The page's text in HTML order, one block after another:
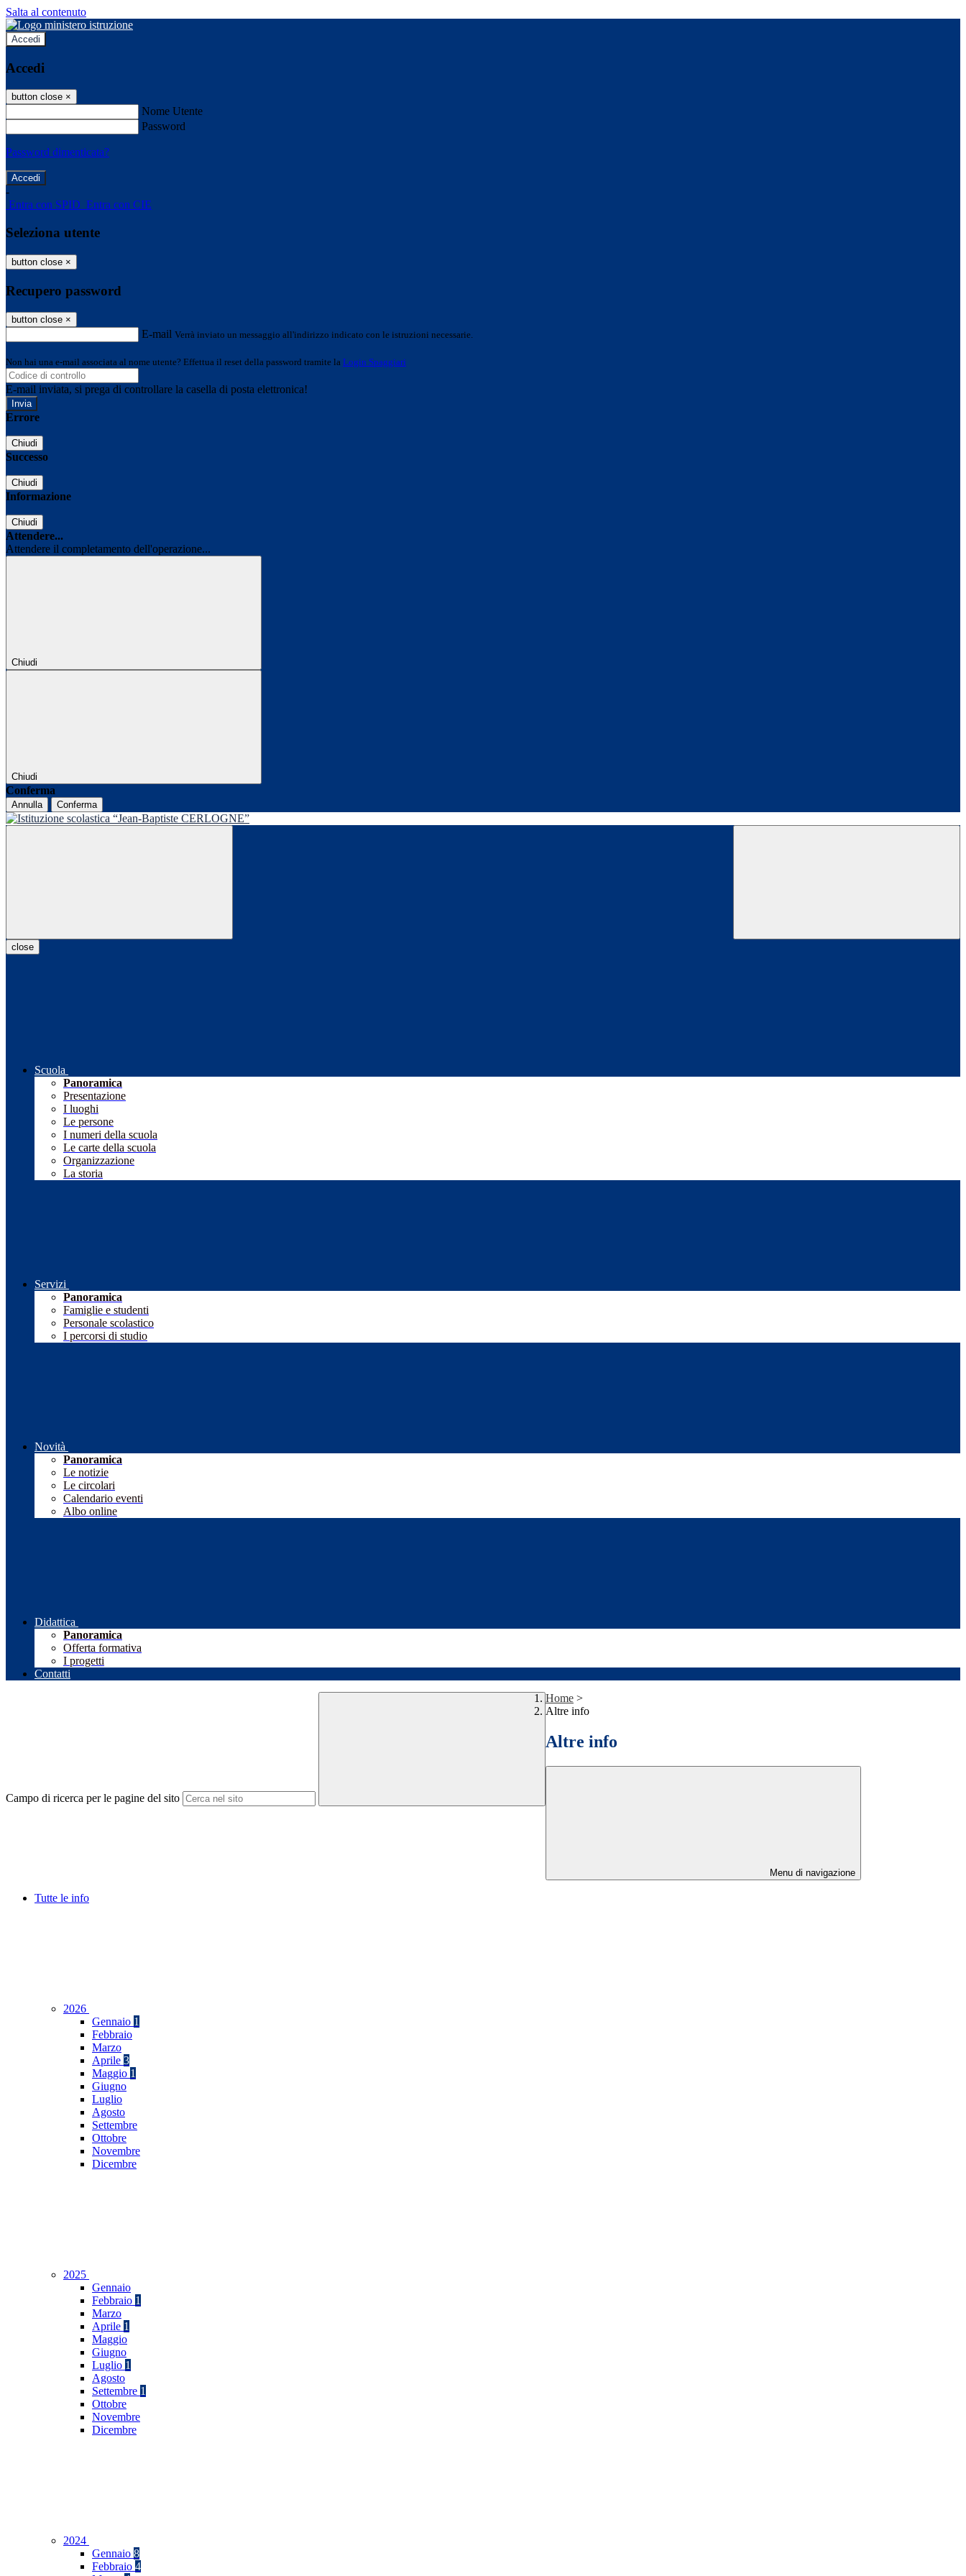
Salta al contenuto
Accedi
Accedi
button close ×
Nome Utente
Password
Password dimenticata?
-
Entra con SPID Entra con CIE
Seleziona utente
button close ×
Recupero password
button close ×
E-mail Verrà inviato un messaggio all'indirizzo indicato con le istruzioni necessarie.
Non hai una e-mail associata al nome utente? Effettua il reset della password tramite la Login Spaggiari
E-mail inviata, si prega di controllare la casella di posta elettronica!
Errore
Chiudi
Successo
Chiudi
Informazione
Chiudi
Attendere...
Attendere il completamento dell'operazione...
Chiudi
Chiudi
Conferma
Annulla Conferma
close
Scuola
Panoramica
Presentazione
I luoghi
Le persone
I numeri della scuola
Le carte della scuola
Organizzazione
La storia
Servizi
Panoramica
Famiglie e studenti
Personale scolastico
I percorsi di studio
Novità
Panoramica
Le notizie
Le circolari
Calendario eventi
Albo online
Didattica
Panoramica
Offerta formativa
I progetti
Contatti
Campo di ricerca per le pagine del sito
Home >
Altre info
Altre info
Menu di navigazione
Tutte le info
2026
Gennaio 1
Febbraio
Marzo
Aprile 3
Maggio 1
Giugno
Luglio
Agosto
Settembre
Ottobre
Novembre
Dicembre
2025
Gennaio
Febbraio 1
Marzo
Aprile 1
Maggio
Giugno
Luglio 1
Agosto
Settembre 1
Ottobre
Novembre
Dicembre
2024
Gennaio 8
Febbraio 4